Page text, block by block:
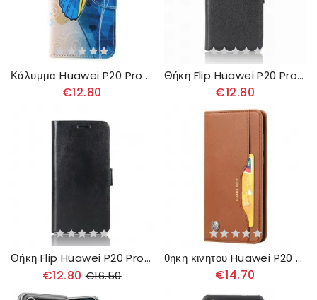
Κάλυμμα Huawei P20 Pro Πεταλούδες
€12.80
Θήκη Flip Huawei P20 Pro Retro Lychee
€12.80
Θήκη Flip Huawei P20 Pro Ultra Faux Leather
€12.80 €16.50
θηκη κινητου Huawei P20 Pro Θήκη Flip Θήκη Κάρτας Από Συνθετικό Δέρμα
€14.70